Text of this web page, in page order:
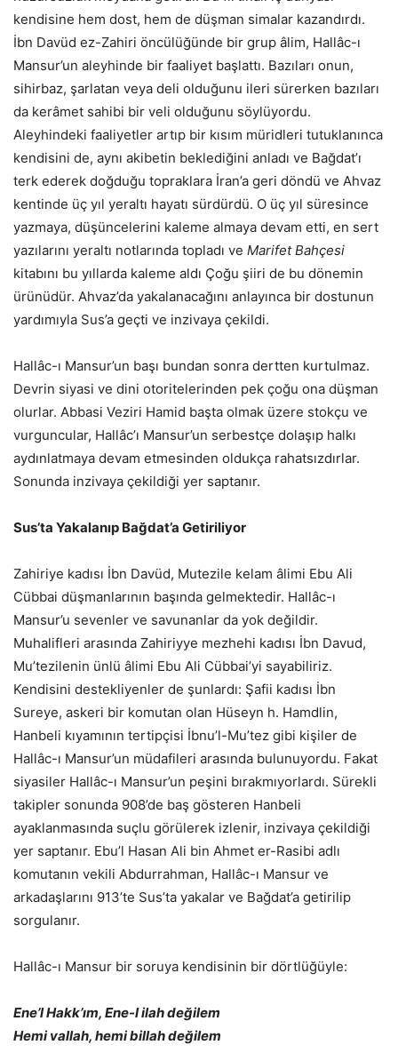
kendisine hem dost, hem de düşman simalar kazandırdı.
İbn Davüd ez-Zahiri öncülüğünde bir grup âlim, Hallâc-ı
Mansur’un aleyhinde bir faaliyet başlattı. Bazıları onun,
sihirbaz, şarlatan veya deli olduğunu ileri sürerken bazıları
da kerâmet sahibi bir veli olduğunu söylüyordu.
Aleyhindeki faaliyetler artıp bir kısım müridleri tutuklanınca
kendisini de, aynı akibetin beklediğini anladı ve Bağdat’ı
terk ederek doğduğu topraklara İran’a geri döndü ve Ahvaz
kentinde üç yıl yeraltı hayatı sürdürdü. O üç yıl süresince
yazmaya, düşüncelerini kaleme almaya devam etti, en sert
yazılarını yeraltı notlarında topladı ve Marifet Bahçesi
kitabını bu yıllarda kaleme aldı Çoğu şiiri de bu dönemin
ürünüdür. Ahvaz’da yakalanacağını anlayınca bir dostunun
yardımıyla Sus’a geçti ve inzivaya çekildi.
Hallâc-ı Mansur’un başı bundan sonra dertten kurtulmaz.
Devrin siyasi ve dini otoritelerinden pek çoğu ona düşman
olurlar. Abbasi Veziri Hamid başta olmak üzere stokçu ve
vurguncular, Hallâc’ı Mansur’un serbestçe dolaşıp halkı
aydınlatmaya devam etmesinden oldukça rahatsızdırlar.
Sonunda inzivaya çekildiği yer saptanır.
Sus’ta Yakalanıp Bağdat’a Getiriliyor
Zahiriye kadısı İbn Davüd, Mutezile kelam âlimi Ebu Ali
Cübbai düşmanlarının başında gelmektedir. Hallâc-ı
Mansur’u sevenler ve savunanlar da yok değildir.
Muhalifleri arasında Zahiriyye mezhehi kadısı İbn Davud,
Mu’tezilenin ünlü âlimi Ebu Ali Cübbai’yi sayabiliriz.
Kendisini destekliyenler de şunlardı: Şafii kadısı İbn
Sureye, askeri bir komutan olan Hüseyn h. Hamdlin,
Hanbeli kıyamının tertipçisi İbnu’l-Mu’tez gibi kişiler de
Hallâc-ı Mansur’un müdafileri arasında bulunuyordu. Fakat
siyasiler Hallâc-ı Mansur’un peşini bırakmıyorlardı. Sürekli
takipler sonunda 908’de baş gösteren Hanbeli
ayaklanmasında suçlu görülerek izlenir, inzivaya çekildiği
yer saptanır. Ebu’l Hasan Ali bin Ahmet er-Rasibi adlı
komutanın vekili Abdurrahman, Hallâc-ı Mansur ve
arkadaşlarını 913’te Sus’ta yakalar ve Bağdat’a getirilip
sorgulanır.
Hallâc-ı Mansur bir soruya kendisinin bir dörtlüğüyle:
Ene’l Hakk’ım, Ene-l ilah değilem
Hemi vallah, hemi billah değilem